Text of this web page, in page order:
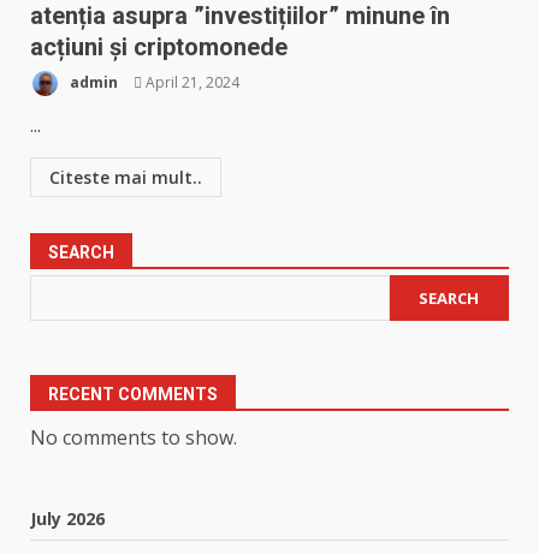
atenția asupra ”investițiilor” minune în
acțiuni și criptomonede
admin April 21, 2024
...
Citeste mai mult..
SEARCH
SEARCH
RECENT COMMENTS
No comments to show.
July 2026